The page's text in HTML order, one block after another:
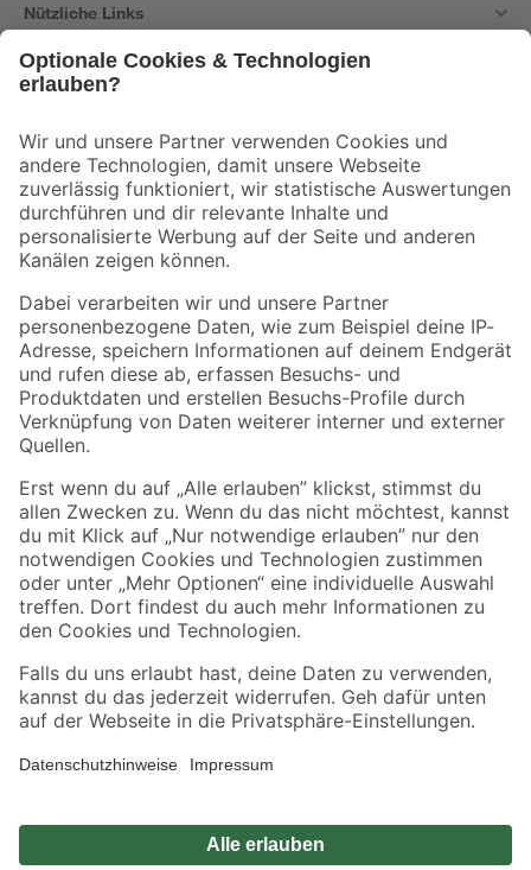
Nützliche Links
Der toom Newsletter: Keine Angebote und Aktionen mehr verpassen!
Zur Newsletter Anmeldung
Folge uns
Zahlungsarten Versandarten
Sicher einkaufen
Jetzt die toom-App herunterladen
Alle Preisangaben in EUR inkl. gesetzl. MwSt.. Die dargestellten Angebote sind unter
Umständen nicht in allen Märkten verfügbar. Die angegebenen Verfügbarkeiten beziehen
Produkte nur solange der Vorrat reicht.
*Paketversand ab 59 € versandkostenfrei, gilt nicht für Artikel mit Speditionsversand, hier
Privatsphäre Impressum